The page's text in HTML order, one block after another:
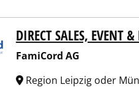
DIRECT SALES, EVENT
FamiCord AG
Region Leipzig oder